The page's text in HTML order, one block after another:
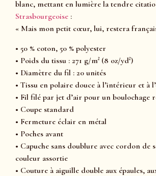
blanc, mettant en lumière la tendre
Strasbourgeoise :
« Mais mon petit cœur, lui, restera
• 50 % coton, 50 % polyester
• Poids du tissu : 271 g/m² (8 oz/yd²)
• Diamètre du fil : 20 unités
• Tissu en polaire douce à l’intérieur et à
• Fil filé par jet d’air pour un boulochage
• Coupe standard
• Fermeture éclair en métal
• Poches avant
• Capuche sans doublure avec cordon de
couleur assortie
• Couture à aiguille double aux épaules,